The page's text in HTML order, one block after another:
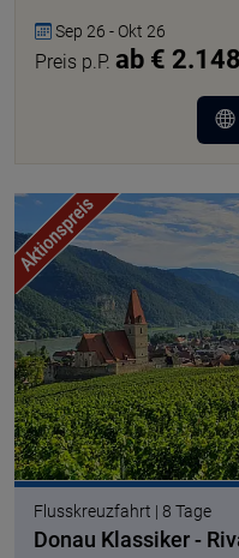
Sep 26 - Okt 26
Preis p.P. ab €
Flusskreuzfahrt | 8 Tage
Donau Klassiker -